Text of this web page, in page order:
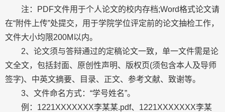
注：PDF文件用于个人论文的校内存档;Word格式论文请
在“附件上传”处提交，用于学院学位评定前的论文抽检工作，
文件大小均限200M以内。
2、论文须与答辩通过的定稿论文一致，单一文件需是论
文全文，包括封面、原创性声明、版权页(须包含本人及导师
签字)、中英文摘要、目录、正文、参考文献、致谢等。
3、文件命名方式：“学号姓名”。
例：1221XXXXXXX李某某.pdf、1221XXXXXXX李某